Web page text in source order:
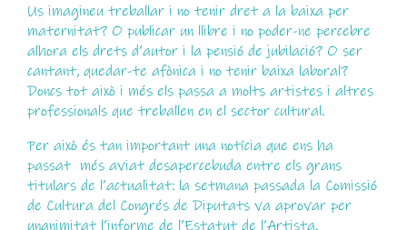
Us imagineu treballar i no tenir dret a la baixa per
maternitat? O publicar un llibre i no poder-ne percebre
alhora els drets d’autor i la pensió de jubilació? O ser
cantant, quedar-te afònica i no tenir baixa laboral?
Doncs tot això i més els passa a molts artistes i altres
professionals que treballen en el sector cultural.
Per això és tan important una notícia que ens ha
passat més aviat desapercebuda entre els grans
titulars de l’actualitat: la setmana passada la Comissió
de Cultura del Congrés de Diputats va aprovar per
unanimitat l’informe de l’Estatut de l’Artista.